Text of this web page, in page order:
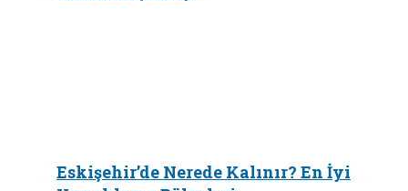
Eskişehir’de Nerede Kalınır? En İyi